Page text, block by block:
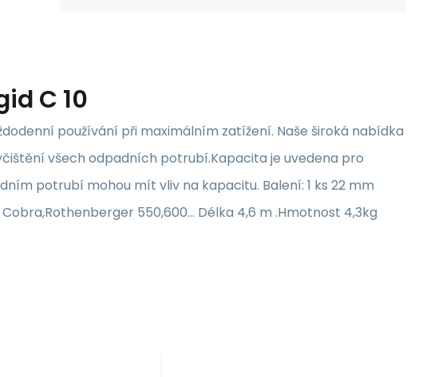
C 10
používání při maximálním zatížení. Naše široká nabídka
všech odpadních potrubí.Kapacita je uvedena pro
potrubí mohou mít vliv na kapacitu. Balení: 1 ks 22 mm
550,600... Délka 4,6 m .Hmotnost 4,3kg